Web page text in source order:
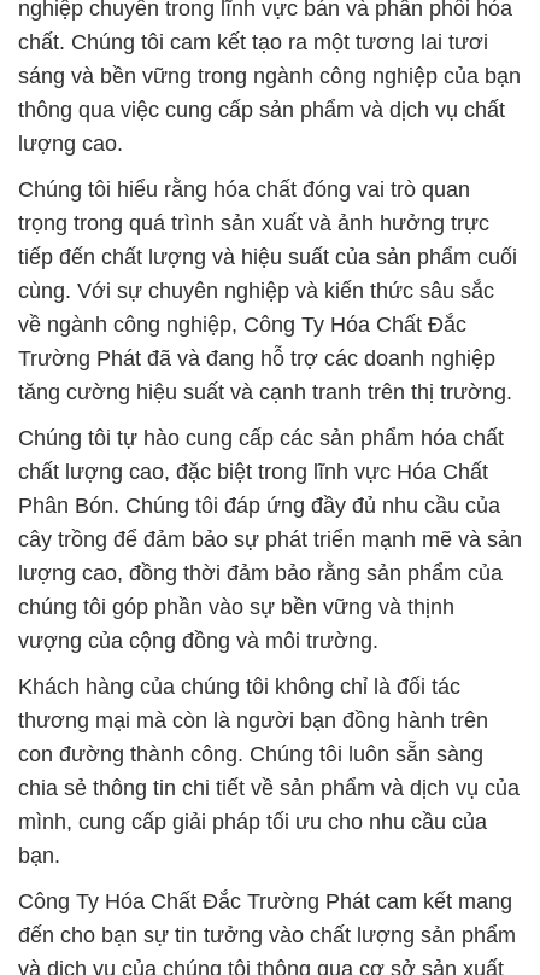
Chúng tôi hiểu rằng hóa chất đóng vai trò quan
trọng trong quá trình sản xuất và ảnh hưởng trực
tiếp đến chất lượng và hiệu suất của sản phẩm cuối
cùng. Với sự chuyên nghiệp và kiến thức sâu sắc
về ngành công nghiệp, Công Ty Hóa Chất Đắc
Trường Phát đã và đang hỗ trợ các doanh nghiệp
tăng cường hiệu suất và cạnh tranh trên thị trường.
Chúng tôi tự hào cung cấp các sản phẩm hóa chất
chất lượng cao, đặc biệt trong lĩnh vực Hóa Chất
Phân Bón. Chúng tôi đáp ứng đầy đủ nhu cầu của
cây trồng để đảm bảo sự phát triển mạnh mẽ và sản
lượng cao, đồng thời đảm bảo rằng sản phẩm của
chúng tôi góp phần vào sự bền vững và thịnh
vượng của cộng đồng và môi trường.
Khách hàng của chúng tôi không chỉ là đối tác
thương mại mà còn là người bạn đồng hành trên
con đường thành công. Chúng tôi luôn sẵn sàng
chia sẻ thông tin chi tiết về sản phẩm và dịch vụ của
mình, cung cấp giải pháp tối ưu cho nhu cầu của
bạn.
Công Ty Hóa Chất Đắc Trường Phát cam kết mang
đến cho bạn sự tin tưởng vào chất lượng sản phẩm
và dịch vụ của chúng tôi thông qua cơ sở sản xuất
hiện đại và quy trình chất lượng nghiêm ngặt. Hãy
liên hệ với chúng tôi để biết thêm chi tiết về các sản
phẩm hóa chất và dịch vụ mà chúng tôi cung cấp,
để cùng nhau xây dựng một tương lai prospẹrous